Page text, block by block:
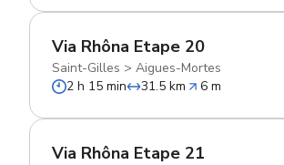
Via Rhôna Etape 20
Saint-Gilles > Aigues-Mortes
2 h 15 min
31.5 km 6 m
Via Rhôna Etape 21